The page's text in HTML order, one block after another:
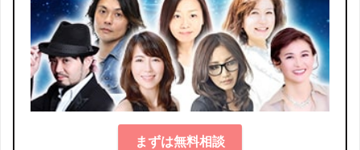
まずは無料相談